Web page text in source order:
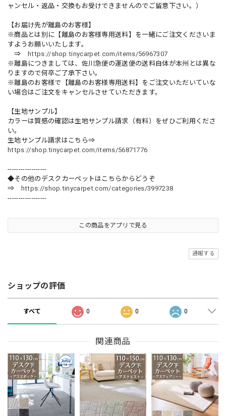
ャンセル・返品・交換もお受けできませんのでご留意下さい。）
【お届け先が離島のお客様】
※商品とは別に【離島のお客様専用送料】を一緒にご注文くださいま
すようお願いいたします。
⇒
https://shop.tinycarpet.com/items/56967307
※離島につきましては、佐川急便の運送便の送料自体が本州とは異な
りますので何卒ご了承下さい。
※離島のお客様で【離島のお客様専用送料】をご注文いただいていな
い場合はご注文をキャンセルさせていただきます。
【生地サンプル】
カラーは質感の確認は生地サンプル請求（有料）をぜひご利用くださ
い。
生地サンプル請求はこちら⇒
https://shop.tinycarpet.com/items/56871776
------------------
◆その他のデスクカーペットはこちらからどうぞ
⇒
https://shop.tinycarpet.com/categories/3997238
------------------
この商品をアプリで見る
通報する
ショップの評価
すべて 0 0 0
関連商品